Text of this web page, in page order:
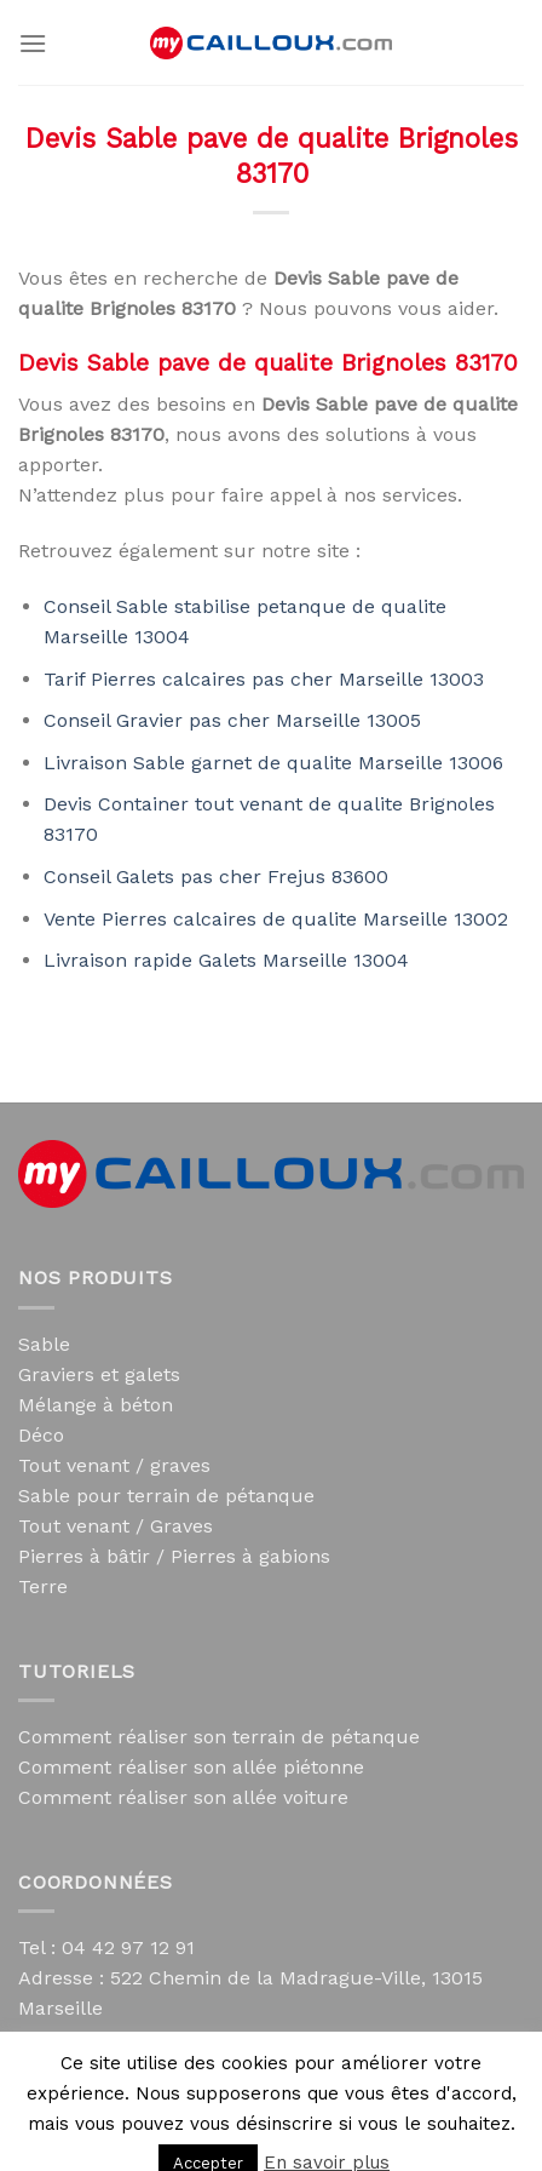
Devis Sable pave de qualite Brignoles
83170
Vous êtes en recherche de Devis Sable pave de
qualite Brignoles 83170 ? Nous pouvons vous aider.
Devis Sable pave de qualite Brignoles 83170
Vous avez des besoins en Devis Sable pave de qualite
Brignoles 83170, nous avons des solutions à vous
apporter.
N’attendez plus pour faire appel à nos services.
Retrouvez également sur notre site :
Conseil Sable stabilise petanque de qualite
Marseille 13004
Tarif Pierres calcaires pas cher Marseille 13003
Conseil Gravier pas cher Marseille 13005
Livraison Sable garnet de qualite Marseille 13006
Devis Container tout venant de qualite Brignoles
83170
Conseil Galets pas cher Frejus 83600
Vente Pierres calcaires de qualite Marseille 13002
Livraison rapide Galets Marseille 13004
NOS PRODUITS
Sable
Graviers et galets
Mélange à béton
Déco
Tout venant / graves
Sable pour terrain de pétanque
Tout venant / Graves
Pierres à bâtir / Pierres à gabions
Terre
TUTORIELS
Comment réaliser son terrain de pétanque
Comment réaliser son allée piétonne
Comment réaliser son allée voiture
COORDONNÉES
Tel : 04 42 97 12 91
Adresse : 522 Chemin de la Madrague-Ville, 13015
Marseille
contact@mycailloux.com
Mentions légales
Copyright 2026 © Directives Web
Ce site utilise des cookies pour améliorer votre
expérience. Nous supposerons que vous êtes d'accord,
mais vous pouvez vous désinscrire si vous le souhaitez.
Accepter En savoir plus